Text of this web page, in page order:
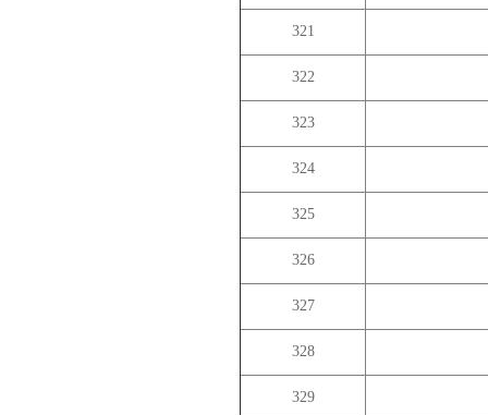
321
322
323
324
325
326
327
328
329